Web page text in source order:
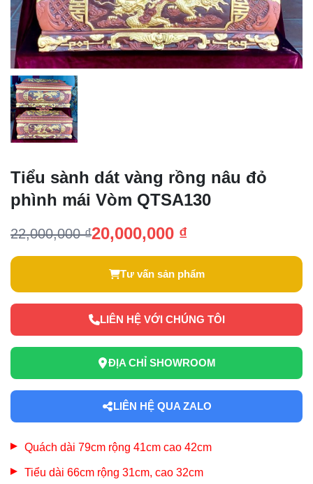
Tiểu sành dát vàng rồng nâu đỏ
phình mái Vòm QTSA130
22,000,000 ₫20,000,000 ₫
Tư vấn sản phẩm
LIÊN HỆ VỚI CHÚNG TÔI
ĐỊA CHỈ SHOWROOM
LIÊN HỆ QUA ZALO
Quách dài 79cm rộng 41cm cao 42cm
Tiểu dài 66cm rộng 31cm, cao 32cm